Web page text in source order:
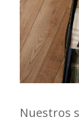
Nuestros